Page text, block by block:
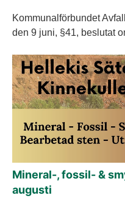
Kommunalförbundet
den 9 juni, §41, beslutat
Mineral-, fossil- &
augusti